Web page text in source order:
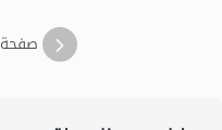
صفحة